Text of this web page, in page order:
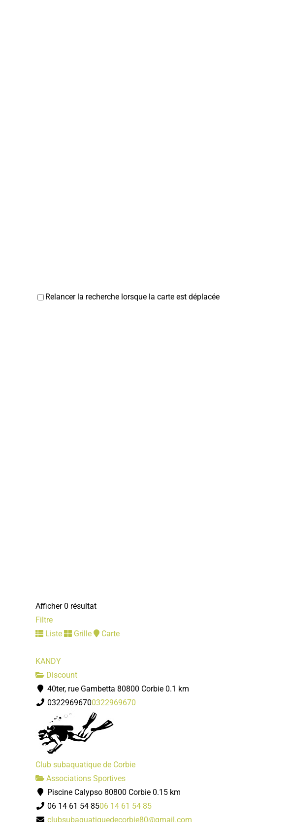
Relancer la recherche lorsque la carte est déplacée
Afficher 0 résultat
Filtre
Liste
Grille Carte
KANDY
Discount
40ter, rue Gambetta 80800 Corbie 0.1 km
03229696700322969670
Club subaquatique de Corbie
Associations Sportives
Piscine Calypso 80800 Corbie 0.15 km
06 14 61 54 8506 14 61 54 85
clubsubaquatiquedecorbie80@gmail.com